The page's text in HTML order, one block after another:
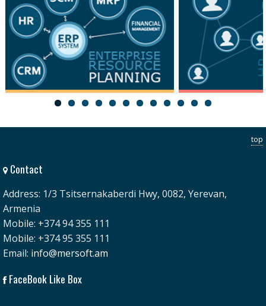
HRM
top
Contact
Address: 1/3 Tsitsernakaberdi Hwy, 0082, Yerevan,
Armenia
Mobile: +374 94 355 111
Mobile: +374 95 355 111
Email: info@mersoft.am
FaceBook Like Box